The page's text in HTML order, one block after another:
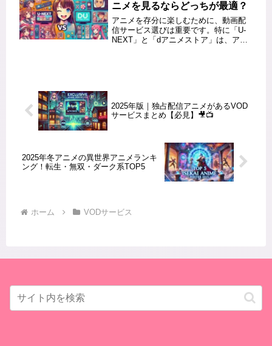
ニメを見るならどっちが最適？
アニメを存分に楽しむために、動画配
信サービス選びは重要です。特に「U-
NEXT」と「dアニメストア」は、アニ
2025年版｜独占配信アニメがあるVOD
サービスまとめ【必見】🎥📺
2025年冬アニメの異世界アニメランキ
ング！転生・無双・ダーク系TOP5
ホーム VODサービス